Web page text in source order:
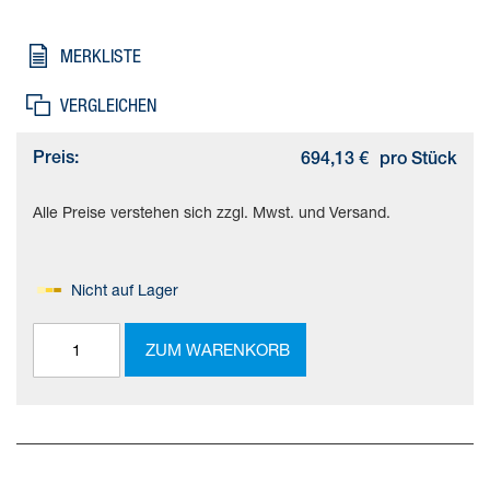
MERKLISTE
VERGLEICHEN
Preis: 694,13 € pro Stück
Alle Preise verstehen sich zzgl. Mwst. und Versand.
Nicht auf Lager
ZUM WARENKORB